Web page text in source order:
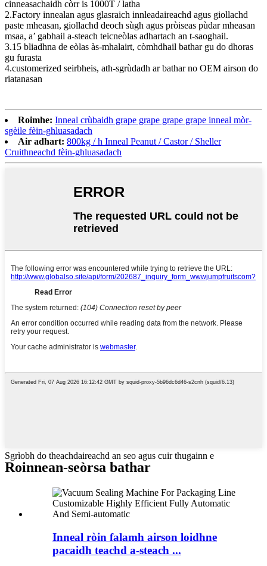
cinneasachaidh còrr is 1000T / latha
2.Factory innealan agus glasraich innleadaireachd agus giollachd
paste mheasan, giollachd deoch sùgh agus pròiseas pùdar mheasan
msaa, a’ gabhail a-steach teicneòlas adhartach an t-saoghail.
3.15 bliadhna de eòlas às-mhalairt, còmhdhail bathar gu do dhoras
gu furasta
4.customerized seirbheis, ath-sgrùdadh ar bathar no OEM airson do
riatanasan
Roimhe: Inneal crùbaidh grape grape grape grape inneal mòr-
sgèile fèin-ghluasadach
Air adhart: 800kg / h Inneal Peanut / Castor / Sheller
Cruithneachd fèin-ghluasadach
Sgrìobh do theachdaireachd an seo agus cuir thugainn e
Roinnean-seòrsa bathar
Inneal ròin falamh airson loidhne
pacaidh teachd a-steach ...